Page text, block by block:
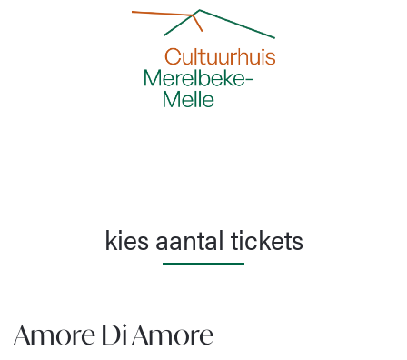
kies aantal tickets
Amore Di Amore